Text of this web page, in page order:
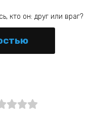
кто он: друг или враг?